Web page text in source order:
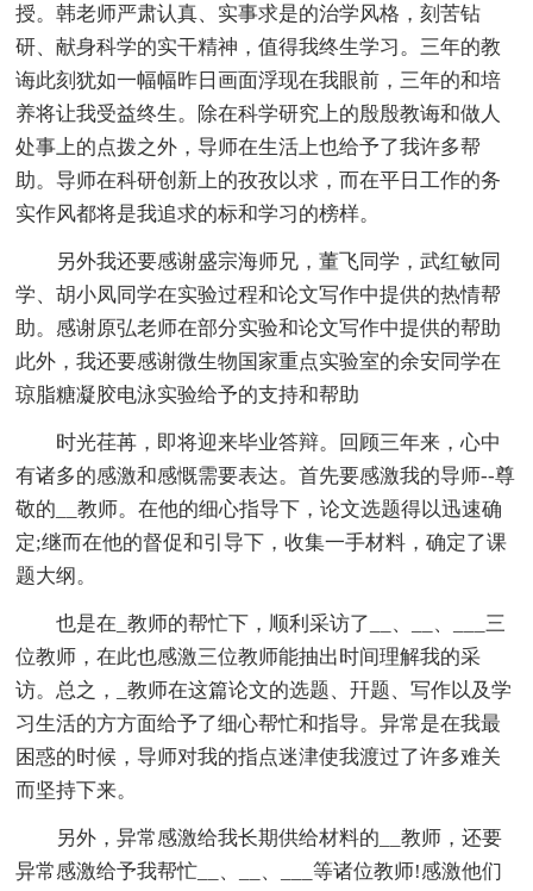
授。韩老师严肃认真、实事求是的治学风格，刻苦钻
研、献身科学的实干精神，值得我终生学习。三年的教
诲此刻犹如一幅幅昨日画面浮现在我眼前，三年的和培
养将让我受益终生。除在科学研究上的殷殷教诲和做人
处事上的点拨之外，导师在生活上也给予了我许多帮
助。导师在科研创新上的孜孜以求，而在平日工作的务
实作风都将是我追求的标和学习的榜样。
另外我还要感谢盛宗海师兄，董飞同学，武红敏同
学、胡小凤同学在实验过程和论文写作中提供的热情帮
助。感谢原弘老师在部分实验和论文写作中提供的帮助
此外，我还要感谢微生物国家重点实验室的余安同学在
琼脂糖凝胶电泳实验给予的支持和帮助
时光荏苒，即将迎来毕业答辩。回顾三年来，心中
有诸多的感激和感慨需要表达。首先要感激我的导师--尊
敬的__教师。在他的细心指导下，论文选题得以迅速确
定;继而在他的督促和引导下，收集一手材料，确定了课
题大纲。
也是在_教师的帮忙下，顺利采访了__、__、___三
位教师，在此也感激三位教师能抽出时间理解我的采
访。总之，_教师在这篇论文的选题、幵题、写作以及学
习生活的方方面给予了细心帮忙和指导。异常是在我最
困惑的时候，导师对我的指点迷津使我渡过了许多难关
而坚持下来。
另外，异常感激给我长期供给材料的__教师，还要
异常感激给予我帮忙__、__、___等诸位教师!感激他们